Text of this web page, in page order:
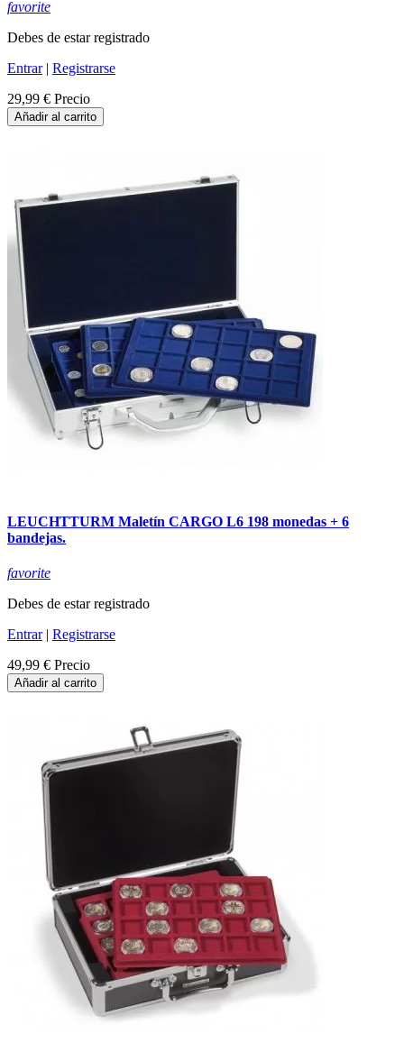
favorite
Debes de estar registrado
Entrar| Registrarse
29,99 € Precio
Añadir al carrito
LEUCHTTURM Maletín CARGO L6 198 monedas + 6
bandejas.
favorite
Debes de estar registrado
Entrar| Registrarse
49,99 € Precio
Añadir al carrito